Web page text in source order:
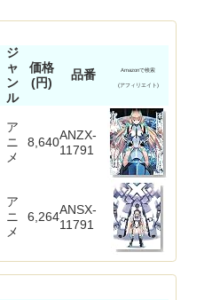
ジ
ャ
ン
ル
価格
(円)
品番 Amazonで検索
(アフィリエイト)
ア
ニ
メ
8,640ANZX-
11791
ア
ニ
メ
6,264ANSX-
11791